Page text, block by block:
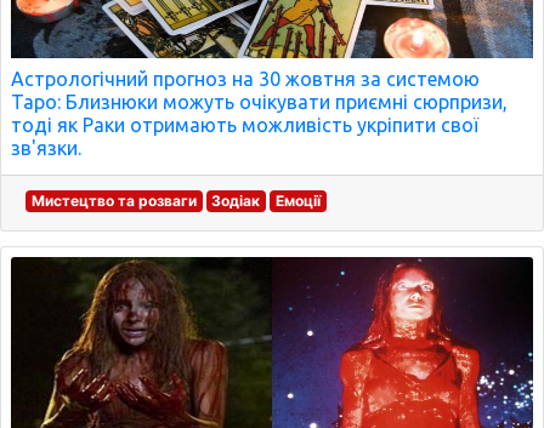
Астрологічний прогноз на 30 жовтня за системою
Таро: Близнюки можуть очікувати приємні сюрпризи,
тоді як Раки отримають можливість укріпити свої
зв'язки.
Мистецтво та розваги Зодіак Емоції